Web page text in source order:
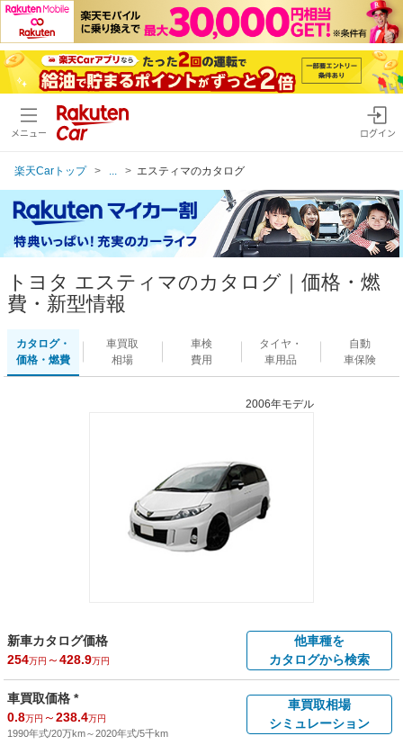
メニュー ログイン
楽天Carトップ エスティマのカタログ
トヨタ エスティマのカタログ｜価格・燃
費・新型情報
カタログ・
価格・燃費
車買取
相場
車検
費用
タイヤ・
車用品
自動
車保険
2006年モデル
新車カタログ価格
254万円 ～428.9万円
他車種を
カタログから検索
車買取価格 *
0.8万円 ～238.4万円
1990年式/20万km～2020年式/5千km
車買取相場
シミュレーション